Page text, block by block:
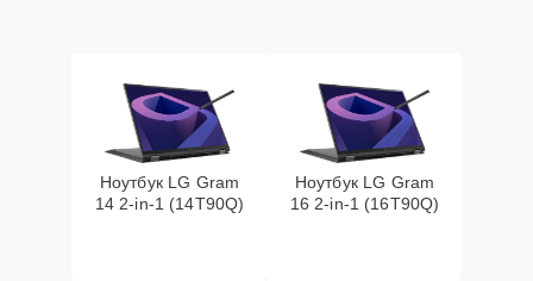
Ноутбук LG Gram
14 2-in-1 (14T90Q)
Ноутбук LG Gram
16 2-in-1 (16T90Q)